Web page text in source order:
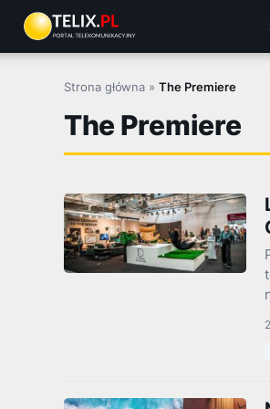
Strona główna »The Premiere
The Premiere